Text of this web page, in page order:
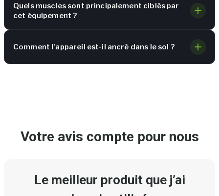
Quels muscles sont principalement ciblés par
cet équipement ?
Comment l'appareil est-il ancré dans le sol ?
Votre avis compte pour nous
Le meilleur produit que j’ai